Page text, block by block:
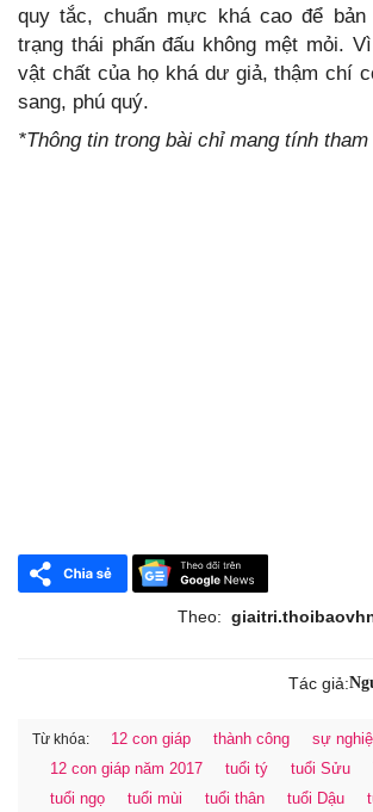
quy tắc, chuẩn mực khá cao để bản
trạng thái phấn đấu không mệt mỏi.
vật chất của họ khá dư giả, thậm chí
sang, phú quý.
*Thông tin trong bài chỉ mang tính tham
Theo:
Tác giả:
Từ khóa: 12 con giáp thành công
sự
12 con giáp năm 2017
tuổi tý tuổi Sửu
tuổi ngọ
tuổi mùi tuổi thân tuổi Dậu